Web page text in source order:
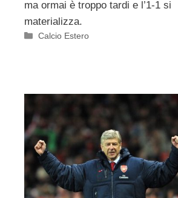
ma ormai è troppo tardi e l’1-1 si
materializza.
Categorie
Calcio Estero